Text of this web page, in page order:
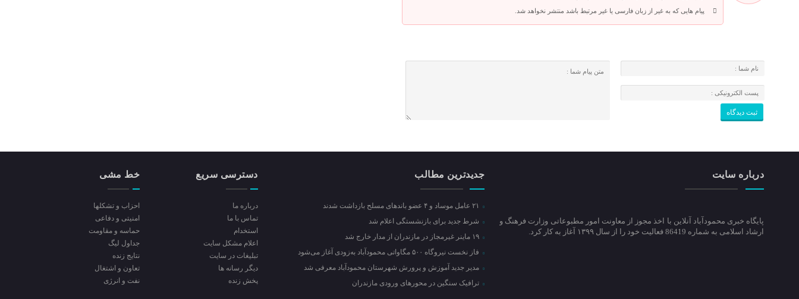
پیام هایی که به غیر از زبان فارسی یا غیر مرتبط باشد منتشر نخواهد شد.
درباره سایت
پایگاه خبری محمودآباد آنلاین با اخذ مجوز از معاونت امور مطبوعاتی وزارت فرهنگ و
ارشاد اسلامی به شماره 86419 فعالیت خود را از سال ۱۳۹۹ آغاز به کار کرد.
جدیدترین مطالب
شرط جدید برای بازنشستگی اعلام شد
فاز نخست نیروگاه ۵۰۰ مگاواتی محمودآباد به‌زودی آغاز می‌شود
مدیر جدید آموزش و پرورش شهرستان محمودآباد معرفی شد
ترافیک سنگین در محور‌های ورودی مازندران
دسترسی سریع
درباره ما
تماس با ما
استخدام
اعلام مشکل سایت
تبلیغات در سایت
ديگر رسانه ها
پخش زنده
خط مشی
احزاب و تشکلها
امنیتی و دفاعی
حماسه و مقاومت
جداول لیگ
نتایج زنده
تعاون و اشتغال
نفت و انرژی